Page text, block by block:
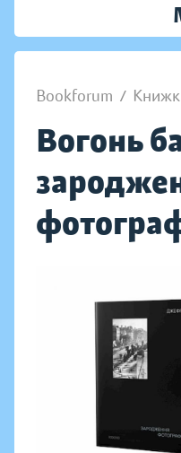
Bookforum /
Вогонь